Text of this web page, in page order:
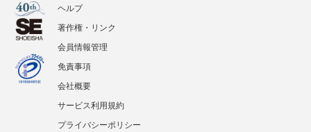
ヘルプ
著作権・リンク
会員情報管理
免責事項
会社概要
サービス利用規約
プライバシーポリシー